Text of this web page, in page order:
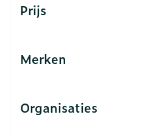
Prijs
Merken
Organisaties